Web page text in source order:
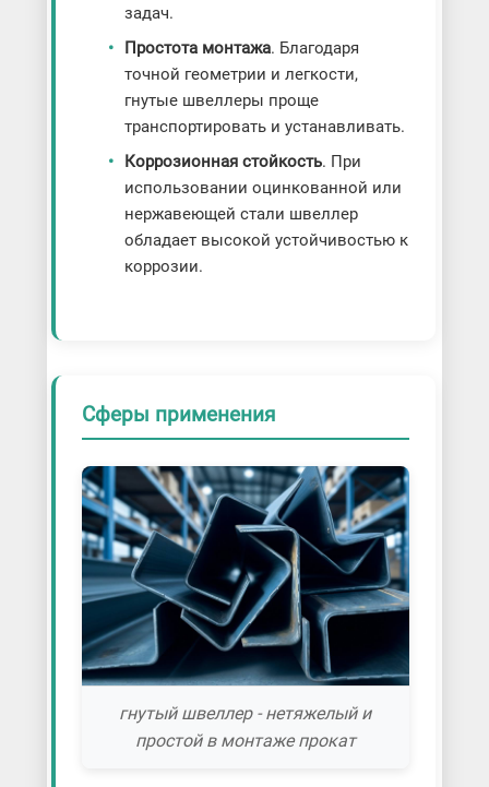
задач.
Простота монтажа. Благодаря
точной геометрии и легкости,
гнутые швеллеры проще
транспортировать и устанавливать.
Коррозионная стойкость. При
использовании оцинкованной или
нержавеющей стали швеллер
обладает высокой устойчивостью к
коррозии.
Сферы применения
гнутый швеллер - нетяжелый и
простой в монтаже прокат